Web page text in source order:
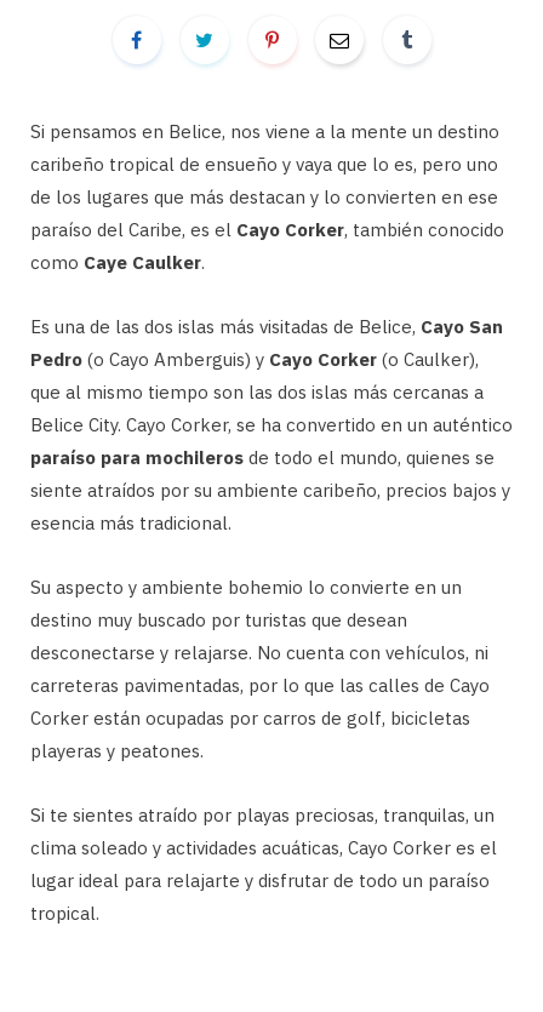
Si pensamos en Belice, nos viene a la mente un destino
caribeño tropical de ensueño y vaya que lo es, pero uno
de los lugares que más destacan y lo convierten en ese
paraíso del Caribe, es el Cayo Corker, también conocido
como Caye Caulker.
Es una de las dos islas más visitadas de Belice, Cayo San
Pedro (o Cayo Amberguis) y Cayo Corker (o Caulker),
que al mismo tiempo son las dos islas más cercanas a
Belice City. Cayo Corker, se ha convertido en un auténtico
paraíso para mochileros de todo el mundo, quienes se
siente atraídos por su ambiente caribeño, precios bajos y
esencia más tradicional.
Su aspecto y ambiente bohemio lo convierte en un
destino muy buscado por turistas que desean
desconectarse y relajarse. No cuenta con vehículos, ni
carreteras pavimentadas, por lo que las calles de Cayo
Corker están ocupadas por carros de golf, bicicletas
playeras y peatones.
Si te sientes atraído por playas preciosas, tranquilas, un
clima soleado y actividades acuáticas, Cayo Corker es el
lugar ideal para relajarte y disfrutar de todo un paraíso
tropical.